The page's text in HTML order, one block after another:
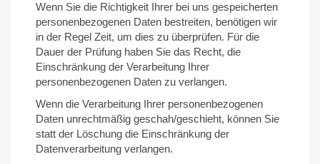
Wenn Sie die Richtigkeit Ihrer bei uns gespeicherten
personenbezogenen Daten bestreiten, benötigen wir
in der Regel Zeit, um dies zu überprüfen. Für die
Dauer der Prüfung haben Sie das Recht, die
Einschränkung der Verarbeitung Ihrer
personenbezogenen Daten zu verlangen.
Wenn die Verarbeitung Ihrer personenbezogenen
Daten unrechtmäßig geschah/geschieht, können Sie
statt der Löschung die Einschränkung der
Datenverarbeitung verlangen.